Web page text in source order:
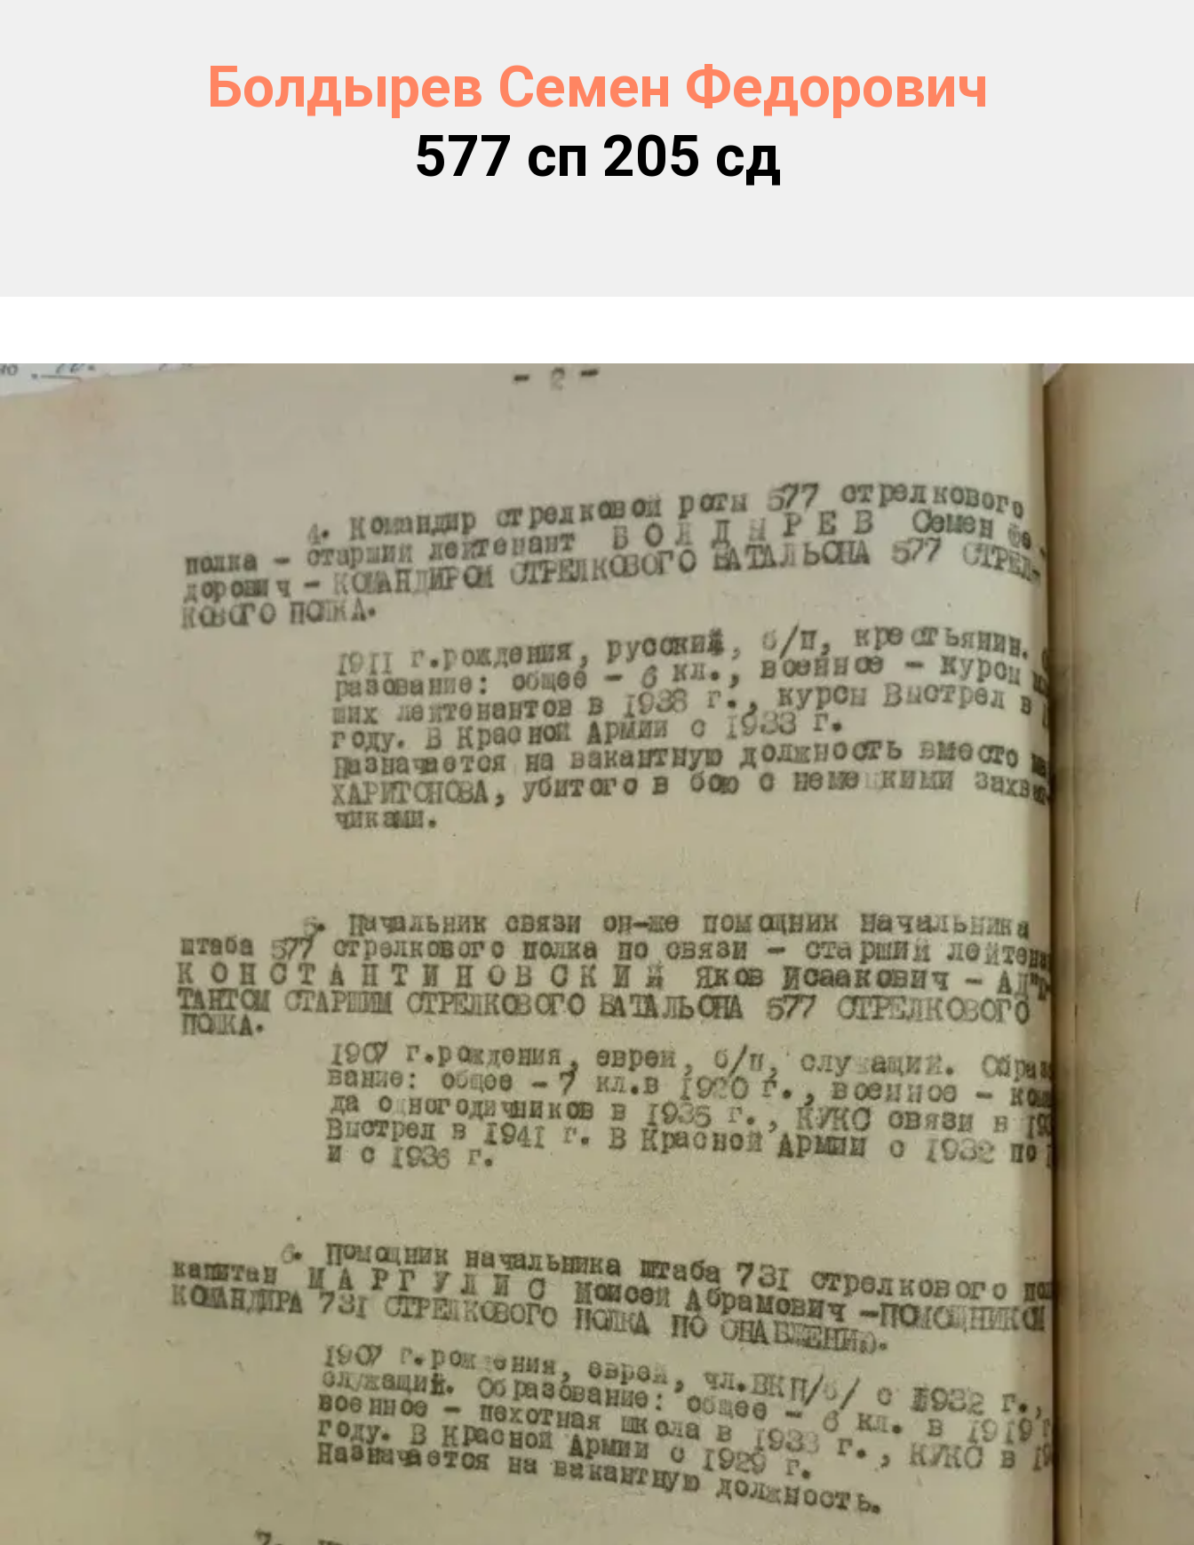
Болдырев Семен Федорович
577 сп 205 сд